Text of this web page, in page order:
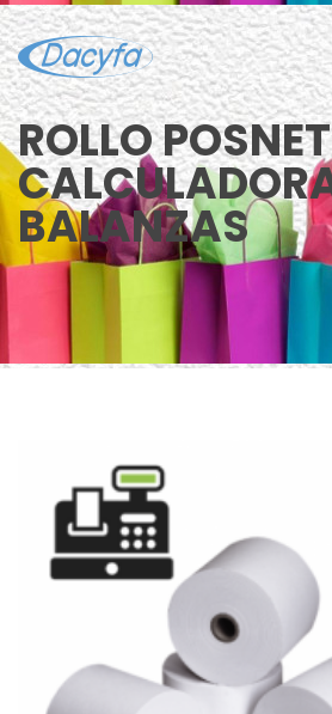
ROLLO
BALANZAS